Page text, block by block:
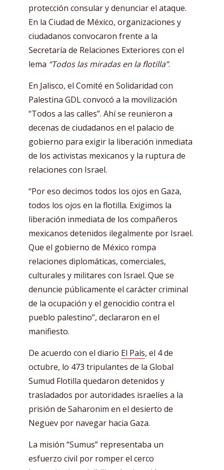
protección consular y denunciar el ataque.
En la Ciudad de México, organizaciones y
ciudadanos convocaron frente a la
Secretaría de Relaciones Exteriores con el
lema “Todos las miradas en la flotilla”.
En Jalisco, el Comité en Solidaridad con
Palestina GDL convocó a la movilización
“Todos a las calles”. Ahí se reunieron a
decenas de ciudadanos en el palacio de
gobierno para exigir la liberación inmediata
de los activistas mexicanos y la ruptura de
relaciones con Israel.
“Por eso decimos todos los ojos en Gaza,
todos los ojos en la flotilla. Exigimos la
liberación inmediata de los compañeros
mexicanos detenidos ilegalmente por Israel.
Que el gobierno de México rompa
relaciones diplomáticas, comerciales,
culturales y militares con Israel. Que se
denuncie públicamente el carácter criminal
de la ocupación y el genocidio contra el
pueblo palestino”, declararon en el
manifiesto.
De acuerdo con el diario El País, el 4 de
octubre, lo 473 tripulantes de la Global
Sumud Flotilla quedaron detenidos y
trasladados por autoridades israelíes a la
prisión de Saharonim en el desierto de
Neguev por navegar hacia Gaza.
La misión “Sumus” representaba un
esfuerzo civil por romper el cerco